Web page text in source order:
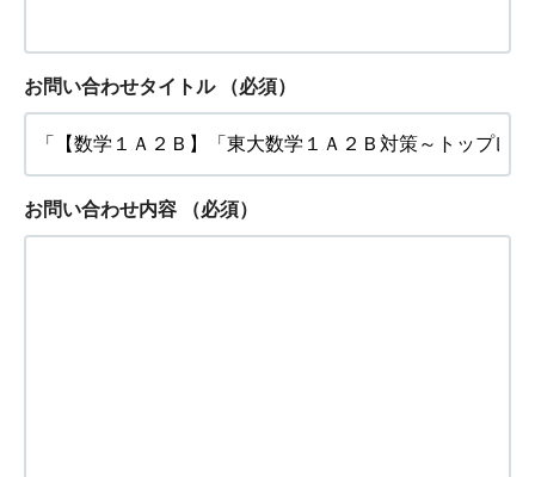
お問い合わせタイトル （必須）
お問い合わせ内容 （必須）